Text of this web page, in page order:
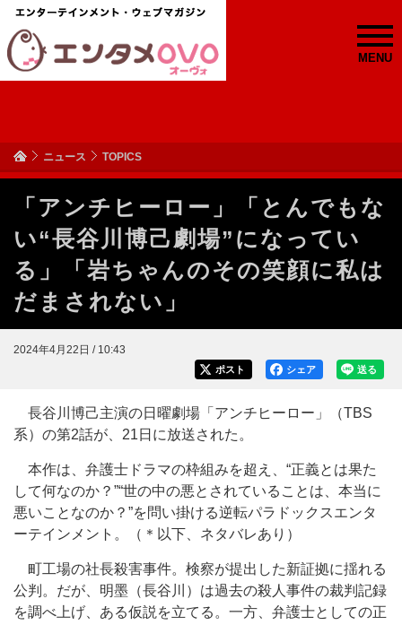
MENU
ニュース TOPICS
「アンチヒーロー」「とんでもな
い“長谷川博己劇場”になってい
る」「岩ちゃんのその笑顔に私は
だまされない」
2024年4月22日 / 10:43
送る
シェア
ポスト
長谷川博己主演の日曜劇場「アンチヒーロー」（TBS
系）の第2話が、21日に放送された。
本作は、弁護士ドラマの枠組みを超え、“正義とは果た
して何なのか？”“世の中の悪とされていることは、本当に
悪いことなのか？”を問い掛ける逆転パラドックスエンタ
ーテインメント。（＊以下、ネタバレあり）
町工場の社長殺害事件。検察が提出した新証拠に揺れる
公判。だが、明墨（長谷川）は過去の殺人事件の裁判記録
を調べ上げ、ある仮説を立てる。一方、弁護士としての正